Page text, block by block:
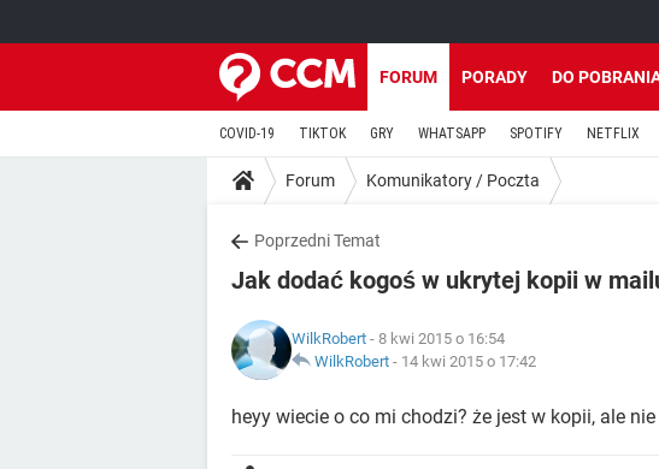
FORUM PORADY DO
COVID-19 TIKTOK GRY WHATSAPP SPOTIFY NETFLIX
Forum Komunikatory / Poczta
Poprzedni Temat
Jak dodać kogoś w ukrytej kopii w
WilkRobert - 8 kwi 2015 o 16:54
WilkRobert - 14 kwi 2015 o 17:42
heyy wiecie o co mi chodzi? że jest w kopii, ale